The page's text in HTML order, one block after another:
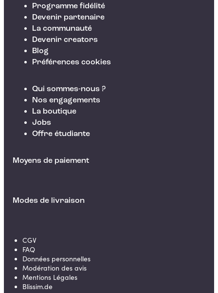
Programme fidélité
Devenir partenaire
La communauté
Devenir creators
Blog
Préférences cookies
Qui sommes-nous ?
Nos engagements
La boutique
Jobs
Offre étudiante
Moyens de paiement
Modes de livraison
CGV
FAQ
Données personnelles
Modération des avis
Mentions Légales
Blissim.de